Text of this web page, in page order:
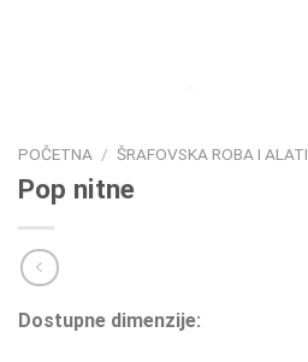
POČETNA / ŠRAFOVSKA ROBA I ALATI
Pop nitne
Dostupne dimenzije: